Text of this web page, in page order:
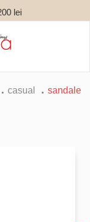
lei
casual
sandale